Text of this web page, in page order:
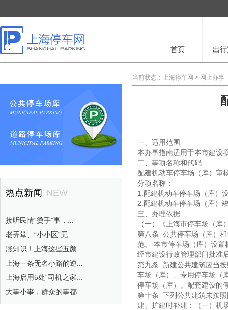
首页 出
热点新闻 NEW
接听民情“烫手”事，...
老弄堂、“小小区”无...
涨知识！上海这些五颜...
上海一条无名小路的逆...
上海启用5处“司机之家...
大事小事，群众的事都...
当前状态： 上海停车网 > 网上办事
一、适用范围
本办事指南适用于本市建设
二、事项名称和代码
配建机动车停车场（库）审
分项名称：
1.配建机动车停车场（库）
2.配建机动车停车场（库）
三、办理依据
（一）《上海市停车场（
第八条 公共停车场（库）
范。 本市停车场（库）设
经市建设行政管理部门批准
第九条 新建公共建筑应当
车场（库）、专用停车场（
停车场（库）。配套建设的
第十条 下列公共建筑未按
建、扩建时补建：（一）机